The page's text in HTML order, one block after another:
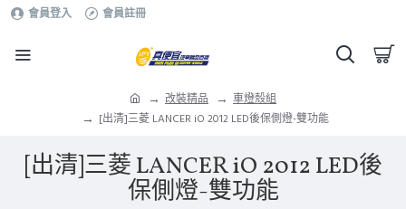
會員登入 會員註冊
改裝精品
車燈殼組
[出清]三菱 LANCER iO 2012 LED後保側燈-雙功能
[出清]三菱 LANCER iO 2012 LED後
保側燈-雙功能